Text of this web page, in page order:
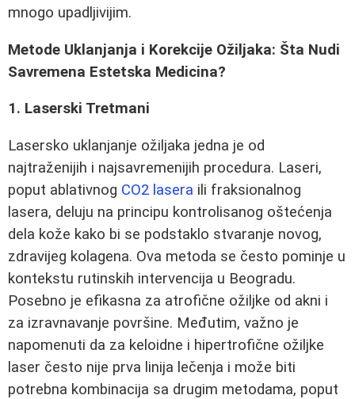
mnogo upadljivijim.
Metode Uklanjanja i Korekcije Ožiljaka: Šta Nudi
Savremena Estetska Medicina?
1. Laserski Tretmani
Lasersko uklanjanje ožiljaka jedna je od
najtraženijih i najsavremenijih procedura. Laseri,
poput ablativnog CO2 lasera ili fraksionalnog
lasera, deluju na principu kontrolisanog oštećenja
dela kože kako bi se podstaklo stvaranje novog,
zdravijeg kolagena. Ova metoda se često pominje u
kontekstu rutinskih intervencija u Beogradu.
Posebno je efikasna za atrofične ožiljke od akni i
za izravnavanje površine. Međutim, važno je
napomenuti da za keloidne i hipertrofične ožiljke
laser često nije prva linija lečenja i može biti
potrebna kombinacija sa drugim metodama, poput